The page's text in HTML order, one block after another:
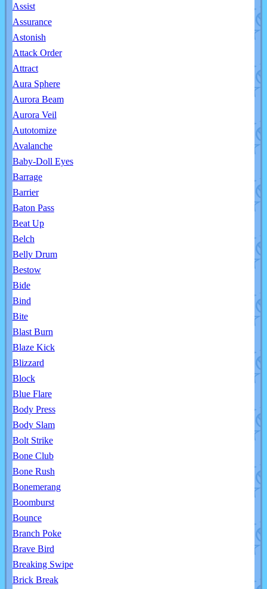
Assist
Assurance
Astonish
Attack Order
Attract
Aura Sphere
Aurora Beam
Aurora Veil
Autotomize
Avalanche
Baby-Doll Eyes
Barrage
Barrier
Baton Pass
Beat Up
Belch
Belly Drum
Bestow
Bide
Bind
Bite
Blast Burn
Blaze Kick
Blizzard
Block
Blue Flare
Body Press
Body Slam
Bolt Strike
Bone Club
Bone Rush
Bonemerang
Boomburst
Bounce
Branch Poke
Brave Bird
Breaking Swipe
Brick Break